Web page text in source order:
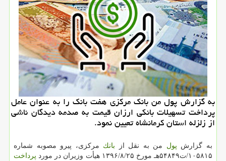
به گزارش پول من بانك مركزی هفت بانك را به عنوان عامل
پرداخت تسهیلات بانكی ارزان قیمت به صدمه دیدگان ناشی
از زلزله استان كرمانشاه تعیین نمود.
به گزارش پول من به نقل از بانك مركزی، پیرو مصوبه شماره
۱۰۵۸۱۵‏/ت۵۴۸۴۹هـ مورخ ۲۵‏/۸‏/۱۳۹۶ هیأت وزیران در مورد
پرداخت